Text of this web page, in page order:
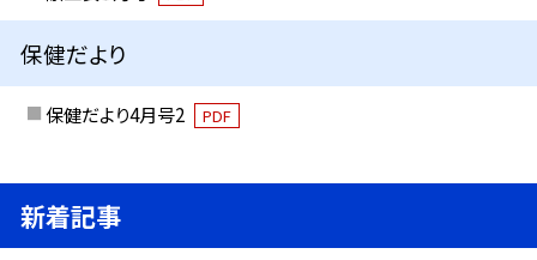
保健だより
保健だより4月号2 PDF
新着記事